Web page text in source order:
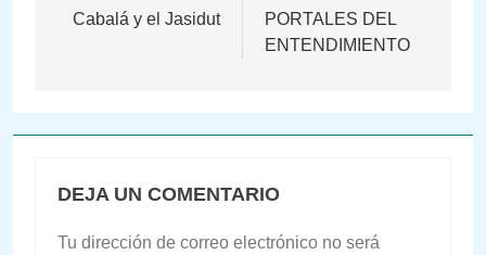
entradas
Cabalá y el Jasidut
PORTALES DEL
ENTENDIMIENTO
DEJA UN COMENTARIO
Tu dirección de correo electrónico no será